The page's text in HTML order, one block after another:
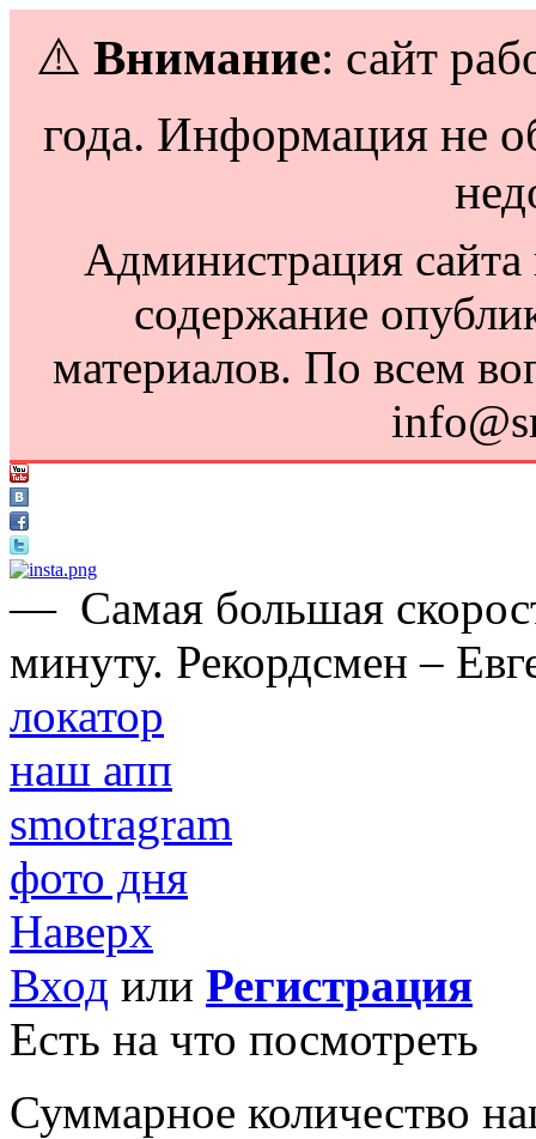
⚠️ Внимание: сайт
года. Информация не
Администрация сайта
содержание
материалов. По всем
— Самая большая
минуту. Рекордсмен –
локатор
наш апп
smotragram
фото дня
Наверх
Вход или Регистрация
Есть на что посмотреть
Суммарное количество